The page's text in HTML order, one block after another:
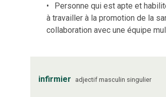
Personne qui est apte et
à travailler à la promotion de la
collaboration avec une équipe
infirmier adjectif masculin singulier